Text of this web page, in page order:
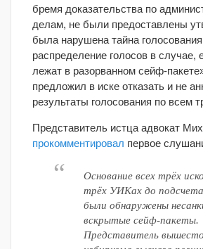
бремя доказательства по
делам, не были предоставлены
была нарушена тайна
распределение голосов в случае,
лежат в разорванном сейф-
предложил в иске отказать и не
результаты голосования по всем
Представитель истца адвокат
прокомментировал первое
Основание всех трёх
трёх УИКах до подсчета
были обнаружены
вскрытые сейф-пакеты.
Представитель